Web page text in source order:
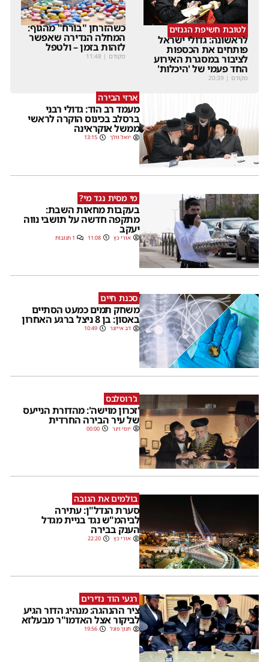
לטובת חשיפת הגנזים
לראשונה: גדולי ישראל
פותחים את הכספות
לציבור במסגרת האירוע
החד פעמי של 'היכלות'
מקודם |
20:39
כשהזרחן "בורח" מהגוף:
המחלה הנדירה שאפשר
לזהות בזמן – ולטפל
מקודם |
11:48
ארזי הבירה
מעמד רב הוד: גדולי רבני
ברסלב בכינוס הוקרה לראשי
ממשל אוקראינה
יואל וולך 13:15
מי מסית נגד מי?
בעקבות מחאות השבת:
מתקפה חדשה על תושבי נווה
יעקב
אורי כץ 11:08 1 תגובות
סכנת חיים
משחק תמים כמעט הסתיים
באסון: בן 8 ניצל ברגע האחרון
דב אייזנר 10:49
ג'רוסלבס
'זכרון מוישה': מהדורת הנייעס
של עיר הבירה החרדית
יוסי וינר 00:00
בולמים את הגובה
סערת הנדל"ן: עתירה
לביהמ"ש נגד בניית מגדל
הענק בבירה
אורי כץ 22:20
רגעי הוד נדירים
ציר ההנהגה: מנהיג הדור הגיע
לביקור אצל האדמו"ר מבעלזא
חנוך פוגל 19:56